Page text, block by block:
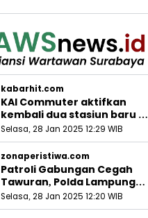
kabarhit.com
KAI Commuter aktifkan
kembali dua stasiun baru di
Sidoarjo_
Selasa, 28 Jan 2025 12:29 WIB
zonaperistiwa.com
Patroli Gabungan Cegah
Tawuran, Polda Lampung
Ingatkan Peran Orang Tua
Selasa, 28 Jan 2025 12:20 WIB